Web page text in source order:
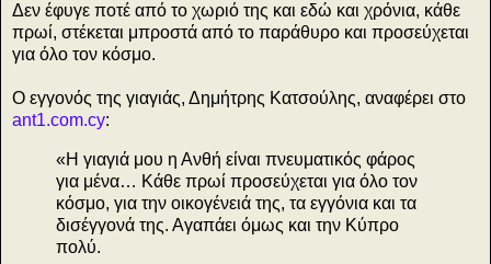
Δεν έφυγε ποτέ από το χωριό της και εδώ και χρόνια, κάθε
πρωί, στέκεται μπροστά από το παράθυρο και προσεύχεται
για όλο τον κόσμο.
Ο εγγονός της γιαγιάς, Δημήτρης Κατσούλης, αναφέρει στο
ant1.com.cy:
«Η γιαγιά μου η Ανθή είναι πνευματικός φάρος
για μένα… Κάθε πρωί προσεύχεται για όλο τον
κόσμο, για την οικογένειά της, τα εγγόνια και τα
δισέγγονά της. Αγαπάει όμως και την Κύπρο
πολύ.